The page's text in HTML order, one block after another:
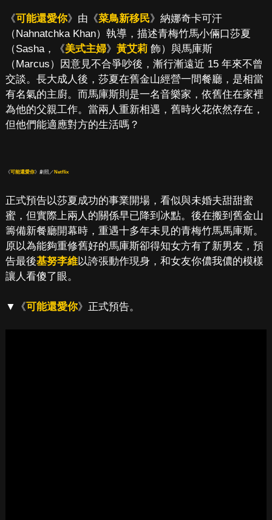
《可能還愛你》由《菜鳥新移民》納娜奇卡可汗
（Nahnatchka Khan）執導，描述青梅竹馬小倆口莎夏
（Sasha，《美式主婦》 黃艾莉飾）與馬庫斯
（Marcus）因意見不合爭吵後，漸行漸遠近 15 年來不曾
交談。長大成人後，莎夏在舊金山經營一間餐廳，是相當
有名氣的主廚。而馬庫斯則是一名音樂家，依舊住在家裡
為他的父親工作。當兩人重新相遇，舊時火花依然存在，
但他們能適應對方的生活嗎？
《可能還愛你》劇照／ Netflix
正式預告以莎夏成功的事業開場，看似與未婚夫甜甜蜜
蜜，但實際上兩人的關係早已降到冰點。後在搬到舊金山
籌備新餐廳開幕時，重遇十多年未見的青梅竹馬馬庫斯。
原以為能夠重修舊好的馬庫斯卻得知女方有了新男友，預
告最後基努李維以誇張動作現身，和女友你儂我儂的模樣
讓人看傻了眼。
▼《可能還愛你》正式預告。